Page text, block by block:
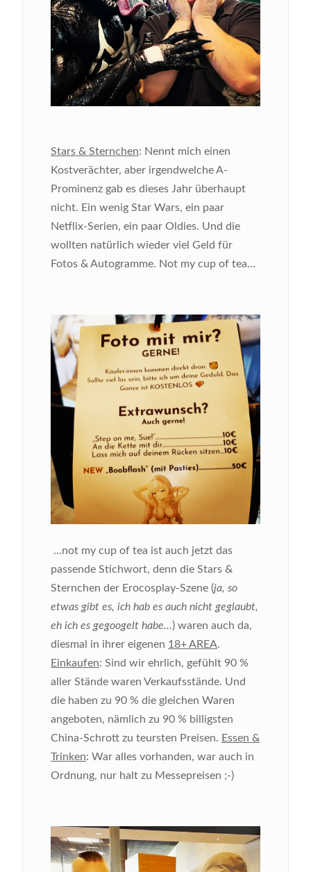
Stars & Sternchen: Nennt mich einen
Kostverächter, aber irgendwelche A-
Prominenz gab es dieses Jahr überhaupt
nicht. Ein wenig Star Wars, ein paar
Netflix-Serien, ein paar Oldies. Und die
wollten natürlich wieder viel Geld für
Fotos & Autogramme. Not my cup of tea...
...not my cup of tea ist auch jetzt das
passende Stichwort, denn die Stars &
Sternchen der Erocosplay-Szene (ja, so
etwas gibt es, ich hab es auch nicht geglaubt,
eh ich es gegoogelt habe...) waren auch da,
diesmal in ihrer eigenen 18+ AREA.
Einkaufen: Sind wir ehrlich, gefühlt 90 %
aller Stände waren Verkaufsstände. Und
die haben zu 90 % die gleichen Waren
angeboten, nämlich zu 90 % billigsten
China-Schrott zu teursten Preisen. Essen &
Trinken: War alles vorhanden, war auch in
Ordnung, nur halt zu Messepreisen ;-)